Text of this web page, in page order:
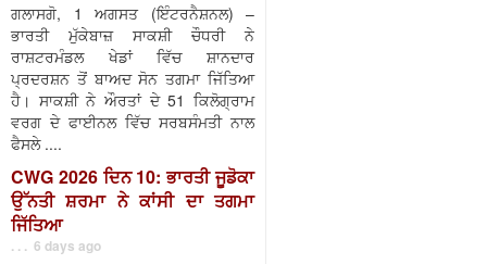
ਗਲਾਸਗੋ, 1 ਅਗਸਤ (ਇੰਟਰਨੈਸ਼ਨਲ) –
ਭਾਰਤੀ ਮੁੱਕੇਬਾਜ਼ ਸਾਕਸ਼ੀ ਚੌਧਰੀ ਨੇ
ਰਾਸ਼ਟਰਮੰਡਲ ਖੇਡਾਂ ਵਿੱਚ ਸ਼ਾਨਦਾਰ
ਪ੍ਰਦਰਸ਼ਨ ਤੋਂ ਬਾਅਦ ਸੋਨ ਤਗਮਾ ਜਿੱਤਿਆ
ਹੈ। ਸਾਕਸ਼ੀ ਨੇ ਔਰਤਾਂ ਦੇ 51 ਕਿਲੋਗ੍ਰਾਮ
ਵਰਗ ਦੇ ਫਾਈਨਲ ਵਿੱਚ ਸਰਬਸੰਮਤੀ ਨਾਲ
ਫੈਸਲੇ ....
CWG 2026 ਦਿਨ 10: ਭਾਰਤੀ ਜੂਡੋਕਾ
ਉੱਨਤੀ ਸ਼ਰਮਾ ਨੇ ਕਾਂਸੀ ਦਾ ਤਗਮਾ
ਜਿੱਤਿਆ
. . . 6 days ago